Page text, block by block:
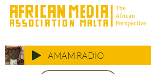
AMAM RADIO